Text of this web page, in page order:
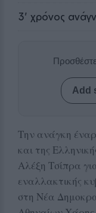
3' χρόνος
Add
Την ανάγκη
και της
Αλέξη Τσίπρα
εναλλακτικής
στη Νέα